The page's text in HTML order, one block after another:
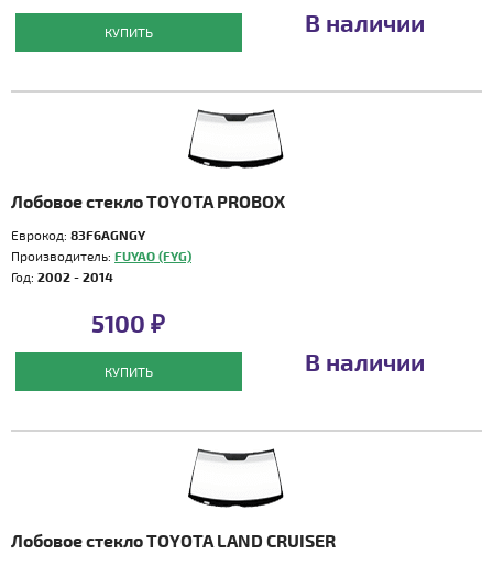
КУПИТЬ В наличии
Лобовое стекло TOYOTA PROBOX
Еврокод: 83F6AGNGY
Производитель: FUYAO (FYG)
Год: 2002 - 2014
5100 ₽
КУПИТЬ В наличии
Лобовое стекло TOYOTA LAND CRUISER